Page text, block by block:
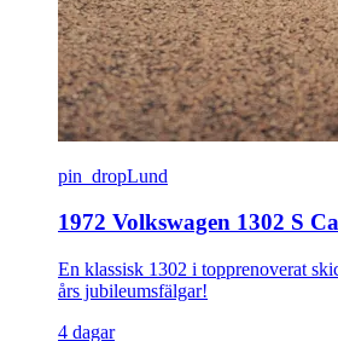
pin_dropLund
1972 Volkswagen 1302 S
En klassisk 1302 i topprenoverat
års jubileumsfälgar!
4 dagar